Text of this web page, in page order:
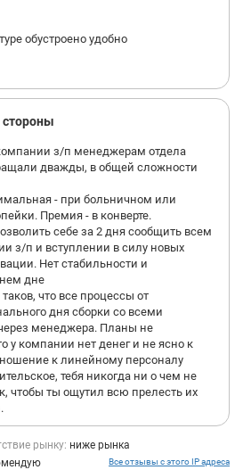
обустроено удобно
з/п менеджерам отдела
дважды, в общей сложности
- при больничном или
Премия - в конверте.
себе за 2 дня сообщить всем
з/п и вступлении в силу новых
Нет стабильности и
дне
что все процессы от
дня сборки со всеми
менеджера. Планы не
у компании нет денег и не ясно к
к линейному персоналу
тебя никогда ни о чем не
чтобы ты ощутил всю прелесть их
рынку: ниже рынка
Все отзывы с этого IP адреса